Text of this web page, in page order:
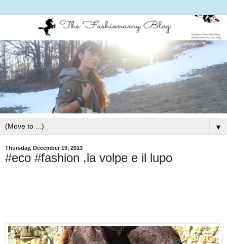
▼
Thursday, December 19, 2013
#eco #fashion ,la volpe e il lupo